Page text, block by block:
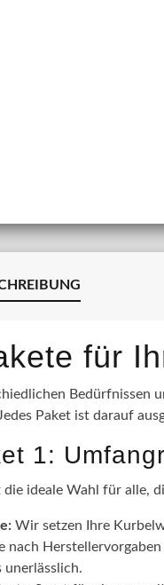
für
Bedürfnissen
Paket ist darauf
1:
die ideale Wahl für alle,
Wir setzen Ihre
nach
unerlässlich.